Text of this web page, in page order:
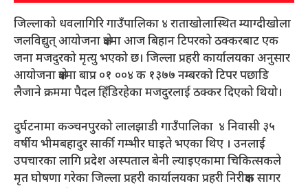
जिल्लाको धवलागिरि गाउँपालिका ४ राताखोलास्थित म्याग्दीखोला
जलविद्युत् आयोजना क्षेत्रमा आज बिहान टिपरको ठक्करबाट एक
जना मजदुरको मृत्यु भएको छ। जिल्ला प्रहरी कार्यालयका अनुसार
आयोजना क्षेत्रमा बाप्र ०१ ००४ क १३७७ नम्बरको टिपर पछाडि
लैजाने क्रममा पैदल हिँडिरहेका मजदुरलाई ठक्कर दिएको थियो।
दुर्घटनामा कञ्चनपुरको लालझाडी गाउँपालिका ४ निवासी ३५
वर्षीय भीमबहादुर सार्की गम्भीर घाइते भएका थिए । उनलाई
उपचारका लागि प्रदेश अस्पताल बेनी ल्याइएकामा चिकित्सकले
मृत घोषणा गरेका जिल्ला प्रहरी कार्यालयका प्रहरी निरीक्षक सागर